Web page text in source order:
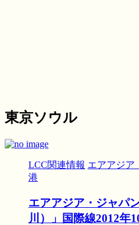
東京ソウル
LCC関連情報 エアアジア
港
エアアジア・ジャパ
川）」国際線2012年